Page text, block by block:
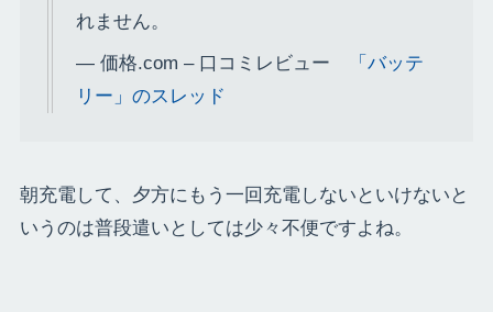
れません。
― 価格.com – 口コミレビュー
「バッテ
リー」のスレッド
朝充電して、夕方にもう一回充電しないといけないと
いうのは普段遣いとしては少々不便ですよね。